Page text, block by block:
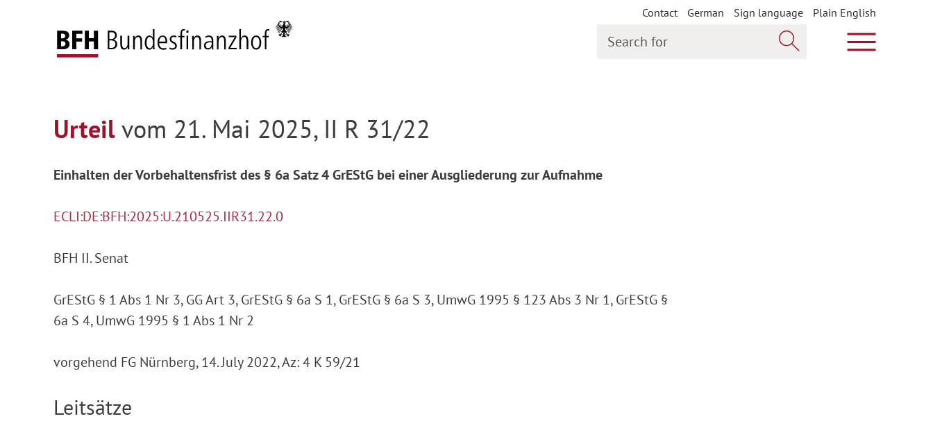
Contact German Sign language
Plain English
Show main
Federal Fiscal Court
Urteilvom 21. Mai 2025, II R 31/22
Einhalten der Vorbehaltensfrist des § 6a Satz 4 GrEStG bei einer Ausgliederung zur Aufnahme
ECLI:DE:BFH:2025:U.210525.IIR31.22.0
BFH II. Senat
GrEStG § 1 Abs 1 Nr 3, GG Art 3, GrEStG § 6a S 1, GrEStG § 6a S 3, UmwG 1995 § 123 Abs 3 Nr 1, GrEStG §
6a S 4, UmwG 1995 § 1 Abs 1 Nr 2
vorgehend FG Nürnberg, 14. July 2022, Az: 4 K 59/21
Leitsätze